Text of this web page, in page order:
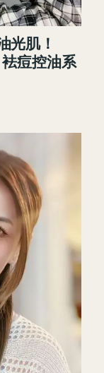
光肌！
痘控油系